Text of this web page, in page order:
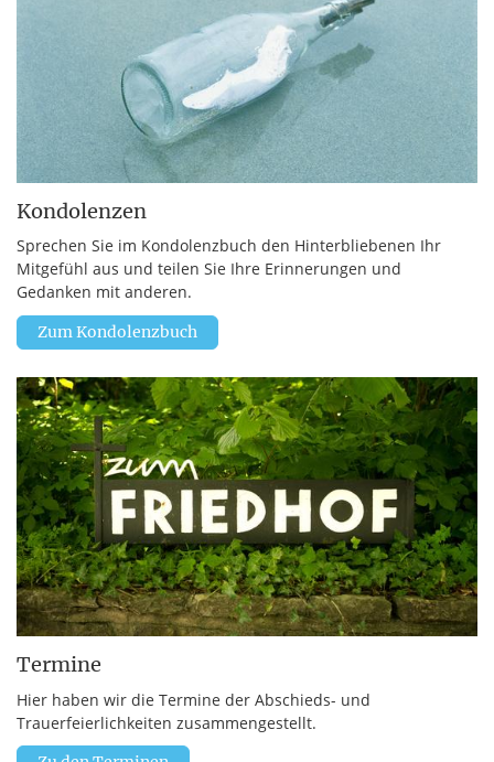
Kondolenzen
Sprechen Sie im Kondolenzbuch den Hinterbliebenen Ihr
Mitgefühl aus und teilen Sie Ihre Erinnerungen und
Gedanken mit anderen.
Zum Kondolenzbuch
Termine
Hier haben wir die Termine der Abschieds- und
Trauerfeierlichkeiten zusammengestellt.